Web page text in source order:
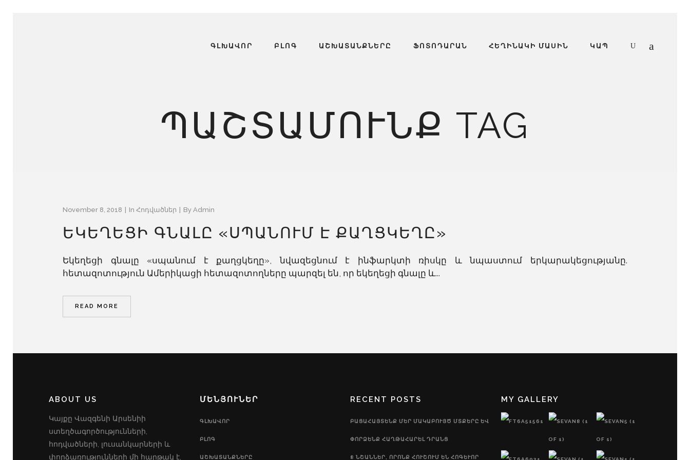
ԳԼԽԱՎՈՐ ԲԼՈԳ ԱՇԽԱՏԱՆՔՆԵՐԸ ՖՈՏՈԴԱՐԱՆ ՀԵՂԻՆԱԿԻ ՄԱՍԻՆ ԿԱՊ
ՊԱՇՏԱՄՈՒՆՔ TAG
November 8, 2018 In Հոդվածներ By Admin
ԵԿԵՂԵՑԻ ԳՆԱԼԸ «ՍՊԱՆՈՒՄ Է ՔԱՂՑԿԵՂԸ»
Եկեղեցի գնալը «սպանում է քաղցկեղը», նվազեցնում է ինֆարկտի ռիսկը և նպաստում երկարակեցությանը.
հետազոտություն Ամերիկացի հետազոտողները պարզել են, որ եկեղեցի գնալը և...
READ MORE
ABOUT US
Կայքը Վազգենի Արսենիի
ստեղծագործությունների,
հոդվածների, լուսանկարների և
փորձառությունների մի հարթակ է,
ՄԵՆՅՈՒՆԵՐ
ԳԼԽԱՎՈՐ
ԲԼՈԳ
ԱՇԽԱՏԱՆՔՆԵՐԸ
RECENT POSTS
ԲԱՑԱՀԱՅՏԵՆՔ ՄԵՐ ՄԱԿԱԲՈՒՅԾ ՄՏՔԵՐԸ ԵՎ
ՓՈՐՁԵՆՔ ՀԱՂԹԱՀԱՐԵԼ ԴՐԱՆՑ
8 ՆՇԱՆՆԵՐ, ՈՐՈՆՔ ՀՈՒՇՈՒՄ ԵՆ ՀՈԳԵՒՈՐ Պ
MY GALLERY